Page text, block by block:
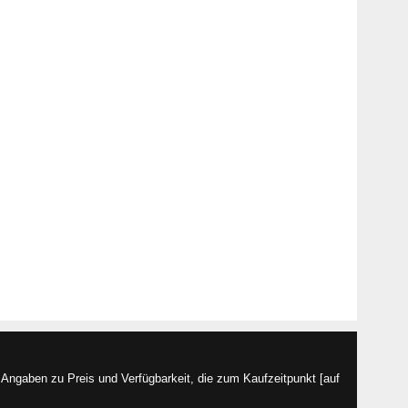
zu Preis und Verfügbarkeit, die zum Kaufzeitpunkt [auf